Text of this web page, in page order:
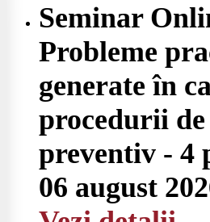
Seminar
Probleme
generate în
procedurii
preventiv - 4
06 august